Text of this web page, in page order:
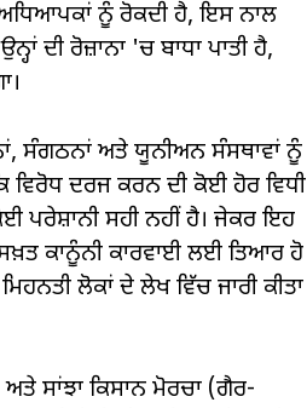
ਨੂੰ ਰੋਕਦੀ ਹੈ, ਇਸ ਨਾਲ
ਦੀ ਰੋਜ਼ਾਨਾ 'ਚ ਬਾਧਾ ਪਾਤੀ ਹੈ,
ਸੰਗਠਨਾਂ ਅਤੇ ਯੂਨੀਅਨ ਸੰਸਥਾਵਾਂ ਨੂੰ
ਵਿਰੋਧ ਦਰਜ ਕਰਨ ਦੀ ਕੋਈ ਹੋਰ ਵਿਧੀ
ਪਰੇਸ਼ਾਨੀ ਸਹੀ ਨਹੀਂ ਹੈ। ਜੇਕਰ ਇਹ
ਕਾਨੂੰਨੀ ਕਾਰਵਾਈ ਲਈ ਤਿਆਰ ਹੋ
ਲੋਕਾਂ ਦੇ ਲੇਖ ਵਿੱਚ ਜਾਰੀ ਕੀਤਾ
ਸਾਂਝਾ ਕਿਸਾਨ ਮੋਰਚਾ (ਗੈਰ-